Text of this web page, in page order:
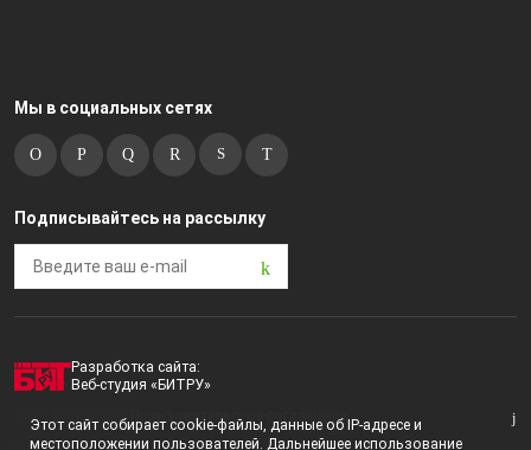
Мы в социальных сетях
Подписывайтесь на рассылку
Разработка сайта:
Веб-студия «БИТРУ»
2023 © i-market |
Пользовательское соглашение
Этот сайт собирает cookie-файлы, данные об IP-адресе и
местоположении пользователей. Дальнейшее использование